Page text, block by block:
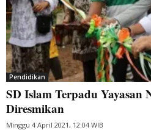
Pendidikan
SD Islam Terpadu
Diresmikan
Minggu 4 April 2021, 12:04 WIB